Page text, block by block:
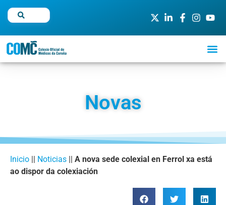
Novas
Inicio || Noticias || A nova sede colexial en Ferrol xa está
ao dispor da colexiación